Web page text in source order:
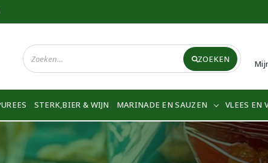
ZOEKEN
STERK,BIER & WIJN MARINADE EN SAUZEN VLEES EN